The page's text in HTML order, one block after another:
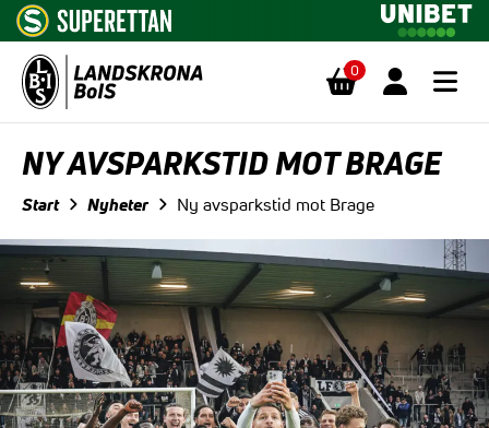
0
NY AVSPARKSTID MOT BRAGE
Start Nyheter Ny avsparkstid mot Brage